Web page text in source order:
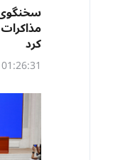
کرد
01:26:31 2026-08-05